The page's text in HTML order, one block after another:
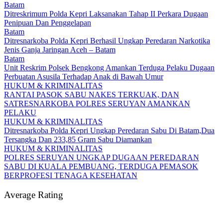
Batam
Ditreskrimum Polda Kepri Laksanakan Tahap II Perkara Dugaan
Penipuan Dan Penggelapan
Batam
Ditresnarkoba Polda Kepri Berhasil Ungkap Peredaran Narkotika
Jenis Ganja Jaringan Aceh – Batam
Batam
Unit Reskrim Polsek Bengkong Amankan Terduga Pelaku Dugaan
Perbuatan Asusila Terhadap Anak di Bawah Umur
HUKUM & KRIMINALITAS
RANTAI PASOK SABU NAKES TERKUAK, DAN
SATRESNARKOBA POLRES SERUYAN AMANKAN
PELAKU
HUKUM & KRIMINALITAS
Ditresnarkoba Polda Kepri Ungkap Peredaran Sabu Di Batam,Dua
Tersangka Dan 233,85 Gram Sabu Diamankan
HUKUM & KRIMINALITAS
POLRES SERUYAN UNGKAP DUGAAN PEREDARAN
SABU DI KUALA PEMBUANG, TERDUGA PEMASOK
BERPROFESI TENAGA KESEHATAN
Average Rating